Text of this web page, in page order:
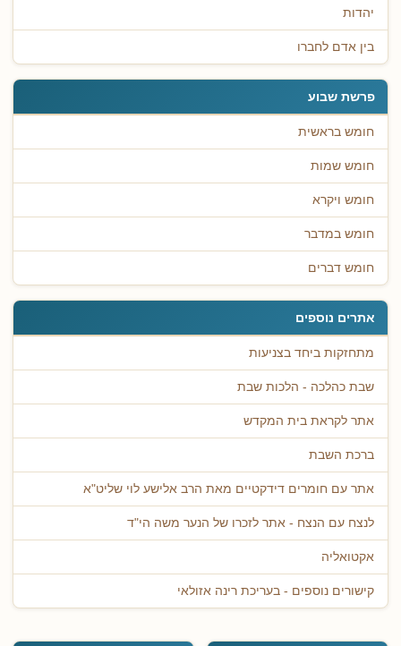
יהדות
בין אדם לחברו
פרשת שבוע
חומש בראשית
חומש שמות
חומש ויקרא
חומש במדבר
חומש דברים
אתרים נוספים
מתחזקות ביחד בצניעות
שבת כהלכה - הלכות שבת
אתר לקראת בית המקדש
ברכת השבת
אתר עם חומרים דידקטיים מאת הרב אלישע לוי שליט"א
לנצח עם הנצח - אתר לזכרו של הנער משה הי"ד
אקטואליה
קישורים נוספים - בעריכת רינה אזולאי